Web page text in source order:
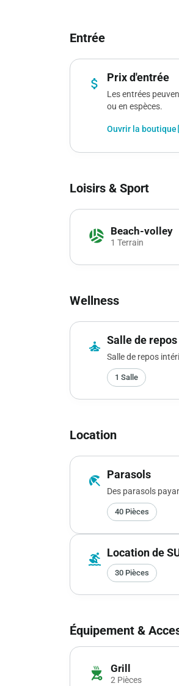
Entrée
attach_money Prix d'entrée
Les entrées
ou en espèces.
Ouvrir la boutique
Loisirs & Sport
sports_volleyball Beach-volley
1 Terrain
Wellness
self_improvement Salle de repos
Salle de repos
1 Salle
Location
beach_access Parasols
Des parasols
40 Pièces
surfing Location de
30 Pièces
Équipement &
outdoor_grill Grill
2 Pièces